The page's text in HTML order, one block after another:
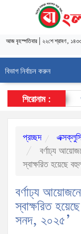
আজবৃহস্পতিবার ২২শে শ্রাবণ, ১৪৩৩
বিভাগ নির্বাচন করুন
শিরোনাম :
প্রচ্ছদ
বর্ণাঢ্য
স্বাক্ষরিত হয়েছে
বর্ণাঢ্য
স্বাক্ষরিত
সনদ, ২০২৫’